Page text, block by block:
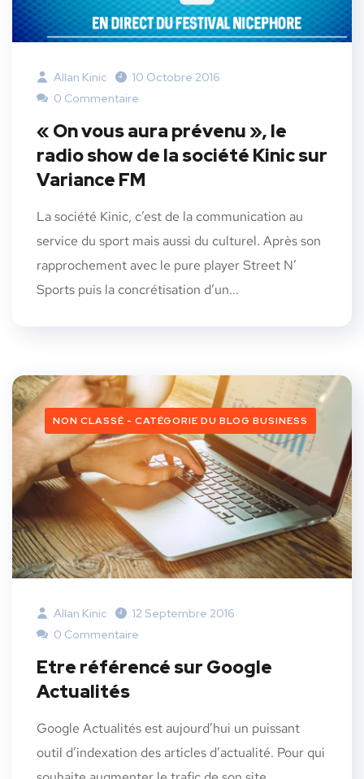
Allan Kinic
10 Octobre 2016
0 Commentaire
« On vous aura prévenu », le
radio show de la société Kinic sur
Variance FM
La société Kinic, c’est de la communication au
service du sport mais aussi du culturel. Après son
rapprochement avec le pure player Street N’
Sports puis la concrétisation d’un...
NON CLASSÉ - CATÉGORIE DU BLOG BUSINESS
Allan Kinic
12 Septembre 2016
0 Commentaire
Etre référencé sur Google
Actualités
Google Actualités est aujourd’hui un puissant
outil d’indexation des articles d’actualité. Pour qui